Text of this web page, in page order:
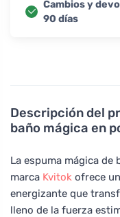
Descripción del
baño mágica en
La espuma mágica
marca Kvitok ofrece
energizante que
lleno de la fuerza
Cambios y
90 días